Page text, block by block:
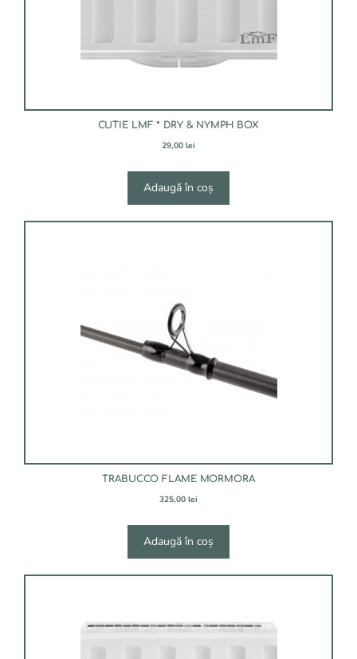
CUTIE LMF * DRY & NYMPH BOX
29,00 lei
Adaugă în coș
TRABUCCO FLAME MORMORA
325,00 lei
Adaugă în coș